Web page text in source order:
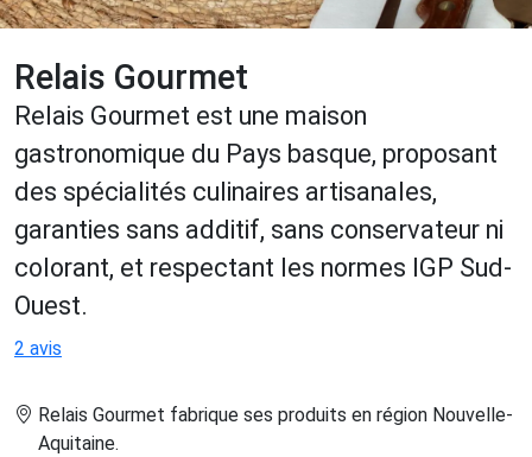
Relais Gourmet
Relais Gourmet est une maison
gastronomique du Pays basque, proposant
des spécialités culinaires artisanales,
garanties sans additif, sans conservateur ni
colorant, et respectant les normes IGP Sud-
Ouest.
2 avis
Relais Gourmet fabrique ses produits en région Nouvelle-
Aquitaine.